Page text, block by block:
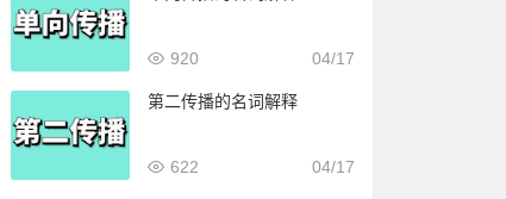
04/17
920
第二传播的名词解释
04/17
622